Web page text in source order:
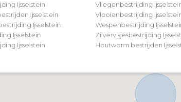
Ijsselstein
Ijsselstein
Ijsselstein
Ijsselstein
Ijsselstein
Vliegenbestrijding
Vlooienbestrijding
Wespenbestrijding
Zilvervisjesbestrijding
Houtworm bestrijden